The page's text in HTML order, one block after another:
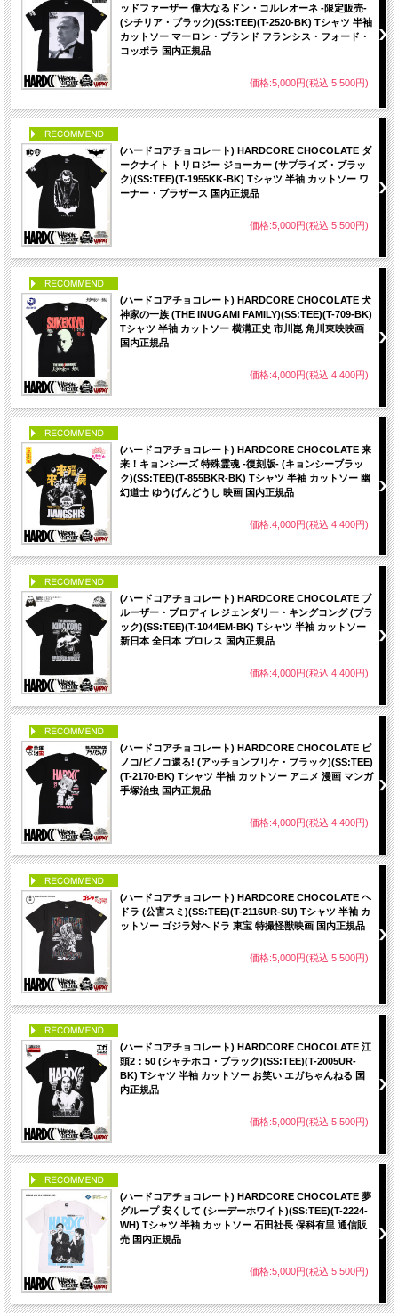
ッドファーザー 偉大なるドン・コルレオーネ -限定販売-
(シチリア・ブラック)(SS:TEE)(T-2520-BK) Tシャツ 半袖
カットソー マーロン・ブランド フランシス・フォード・
コッポラ 国内正規品
価格:5,000円(税込 5,500円)
(ハードコアチョコレート) HARDCORE CHOCOLATE ダ
ークナイト トリロジー ジョーカー (サプライズ・ブラッ
ク)(SS:TEE)(T-1955KK-BK) Tシャツ 半袖 カットソー ワ
ーナー・ブラザース 国内正規品
価格:5,000円(税込 5,500円)
(ハードコアチョコレート) HARDCORE CHOCOLATE 犬
神家の一族 (THE INUGAMI FAMILY)(SS:TEE)(T-709-BK)
Tシャツ 半袖 カットソー 横溝正史 市川崑 角川東映映画
国内正規品
価格:4,000円(税込 4,400円)
(ハードコアチョコレート) HARDCORE CHOCOLATE 来
来！キョンシーズ 特殊霊魂 -復刻版- (キョンシーブラッ
ク)(SS:TEE)(T-855BKR-BK) Tシャツ 半袖 カットソー 幽
幻道士 ゆうげんどうし 映画 国内正規品
価格:4,000円(税込 4,400円)
(ハードコアチョコレート) HARDCORE CHOCOLATE ブ
ルーザー・ブロディ レジェンダリー・キングコング (ブラ
ック)(SS:TEE)(T-1044EM-BK) Tシャツ 半袖 カットソー
新日本 全日本 プロレス 国内正規品
価格:4,000円(税込 4,400円)
(ハードコアチョコレート) HARDCORE CHOCOLATE ピ
ノコ/ピノコ還る! (アッチョンブリケ・ブラック)(SS:TEE)
(T-2170-BK) Tシャツ 半袖 カットソー アニメ 漫画 マンガ
手塚治虫 国内正規品
価格:4,000円(税込 4,400円)
(ハードコアチョコレート) HARDCORE CHOCOLATE ヘ
ドラ (公害スミ)(SS:TEE)(T-2116UR-SU) Tシャツ 半袖 カ
ットソー ゴジラ対ヘドラ 東宝 特撮怪獣映画 国内正規品
価格:5,000円(税込 5,500円)
(ハードコアチョコレート) HARDCORE CHOCOLATE 江
頭2：50 (シャチホコ・ブラック)(SS:TEE)(T-2005UR-
BK) Tシャツ 半袖 カットソー お笑い エガちゃんねる 国
内正規品
価格:5,000円(税込 5,500円)
(ハードコアチョコレート) HARDCORE CHOCOLATE 夢
グループ 安くして (シーデーホワイト)(SS:TEE)(T-2224-
WH) Tシャツ 半袖 カットソー 石田社長 保科有里 通信販
売 国内正規品
価格:5,000円(税込 5,500円)